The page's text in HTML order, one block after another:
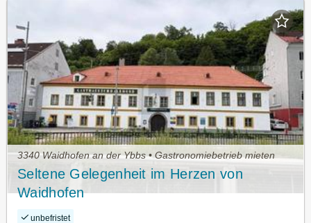
3340 Waidhofen an der Ybbs • Gastronomiebetrieb mieten
Seltene Gelegenheit im Herzen von
Waidhofen
unbefristet